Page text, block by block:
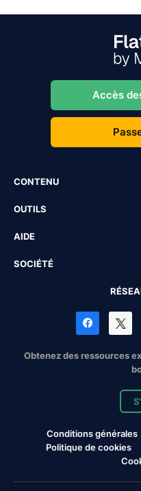
Accès
CONTENU
OUTILS
AIDE
SOCIÉTÉ
Obtenez des ressources
Conditions générales
Politique de cookies